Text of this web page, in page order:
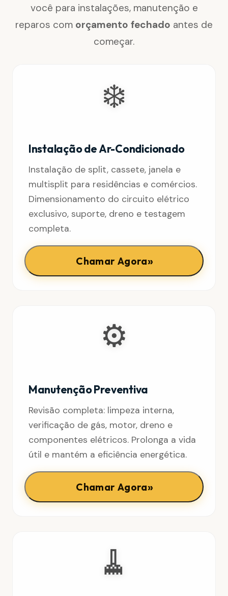
você para instalações, manutenção e
reparos com orçamento fechado antes de
começar.
❄️
Instalação de Ar-Condicionado
Instalação de split, cassete, janela e
multisplit para residências e comércios.
Dimensionamento do circuito elétrico
exclusivo, suporte, dreno e testagem
completa.
Chamar Agora»
⚙️
Manutenção Preventiva
Revisão completa: limpeza interna,
verificação de gás, motor, dreno e
componentes elétricos. Prolonga a vida
útil e mantém a eficiência energética.
Chamar Agora»
🧹